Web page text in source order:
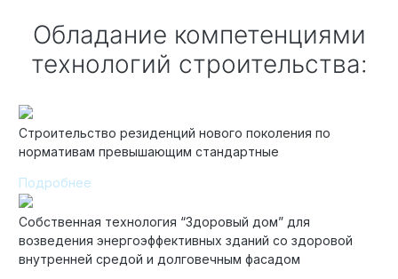
Элитные «Здоровые дома»
Дома Бизнес-класса
Управление проектом реализации дома
Функция Генпроектировщик
Функция Генподрядчик
Дизайн интерьеров. Отделка
Облицовка фасада
Обладание компетенциями
технологий строительства:
Строительство резиденций нового поколения по
нормативам превышающим стандартные
Подробнее
Собственная технология “Здоровый дом” для
возведения энергоэффективных зданий со здоровой
внутренней средой и долговечным фасадом